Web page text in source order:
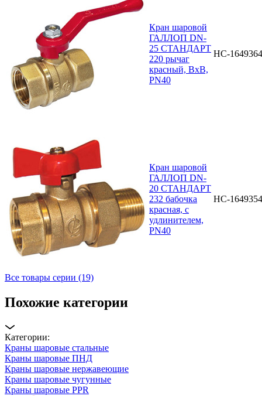
Кран шаровой
ГАЛЛОП DN-
25 СТАНДАРТ
220 рычаг
красный, ВхВ,
PN40
НС-1649364
Кран шаровой
ГАЛЛОП DN-
20 СТАНДАРТ
232 бабочка
красная, с
удлинителем,
PN40
НС-1649354
Все товары серии (19)
Похожие категории
Категории:
Краны шаровые стальные
Краны шаровые ПНД
Краны шаровые нержавеющие
Краны шаровые чугунные
Краны шаровые PPR